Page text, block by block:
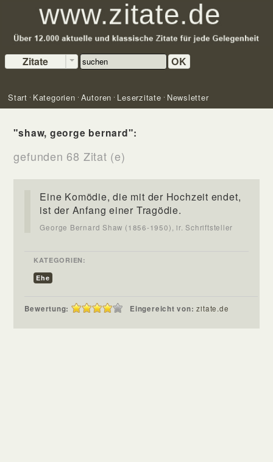
Zitate OK
Start Kategorien Autoren Leserzitate Newsletter
"shaw, george bernard":
gefunden 68 Zitat (e)
Eine Komödie, die mit der Hochzeit endet,
ist der Anfang einer Tragödie.
George Bernard Shaw (1856-1950), ir. Schriftsteller
KATEGORIEN:
Ehe
Bewertung: Eingereicht von:zitate.de